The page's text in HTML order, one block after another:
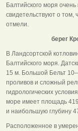
Балтийского моря
свидетельствуют о том,
отмели.
берег
В Ландсортской
Балтийского моря.
15 м. Большой Бельт
проливов и сложный
гидрологических
море имеет площадь
и наибольшую глубину
Расположенное в